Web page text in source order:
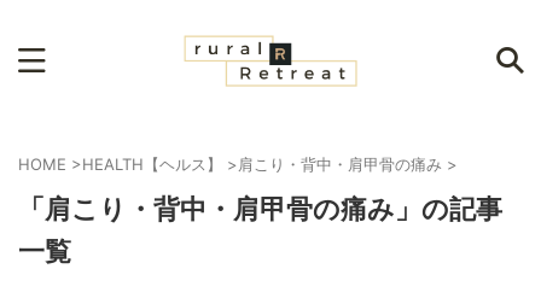
HOME >HEALTH【ヘルス】 >肩こり・背中・肩甲骨の痛み >
「肩こり・背中・肩甲骨の痛み」の記事
一覧